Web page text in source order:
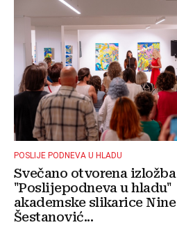
POSLIJE PODNEVA U HLADU
Svečano otvorena izložba
"Poslijepodneva u hladu"
akademske slikarice Nine
Šestanović...